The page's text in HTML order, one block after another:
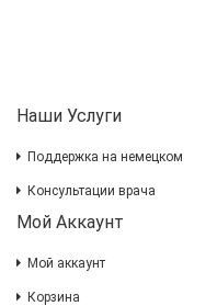
Наши Услуги
Поддержка на немецком
Консультации врача
Мой Аккаунт
Мой аккаунт
Корзина